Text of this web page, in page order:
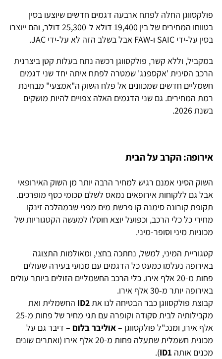
פולקסווגן החלה לפתח ארבעה דגמים חדשים שיוצעו בסין
בטווחו המחירים של בין 19,400 דולא ל-25,300 דולר, והם ייוצרו
בסין על-ידי SAIC ו-FAW אבל בשלב הזה לא על-ידי JAC.
במקביל, וללא קשר, פולקסווגן רכשה נתח בעלות קטן ביצרנית
הרכב הסינית 'אקספנג' שמטרה לפתח איתה יחד שני דגמים
חשמליים חדשים שמכוונים אל פלח השוק ה"אמצעי" מבחינת
רמת המחירים. גם שני הדגמים האלה צפויים להיות מושקים
בשנת 2026.
אירופה: הקרב על הבית
השוק הסיני אמנם רגיש למחיר הרבה יותר מן השוק האירופאי
אבל גם ללקוחות אירופאים נמאס לשלם סכומי כסף מופרכים.
תקופת קורונה סימנה קו פרשת מים מפני שבמהלכה זינקו
מחירי כל כלי הרכב, וכפועל יוצא חוסלו למעשה הקטגוריות של
מכוניות מיני וסופר-מיני.
קטגוריית המיני, למשל, נחתכה בחצי, ומאולמות התצוגה
באירופה נעלמו כמעט כל הדגמים עם מנועי בעירה שעולים
פחות מ-20 אלף אירו. כלי הרכב החשמליים הזולים ביותר עולים
באירופה יותר מ-30 אלף אירו.
קבוצת פולקסווגן כבר הבטיחה לנו אתID2 החשמלית ואת
מקבילותיה לבית סקודה וקופרה עם תגי מחיר של פחות מ-25
אלף אירו, ומנכ"ל פולקסווגן –אוליבר בלום – דיבר גם על
מכונית חשמלית שתעלה פחות מ-20 אלף אירו (ואתרים שונים
מכנים אותה ID1
).